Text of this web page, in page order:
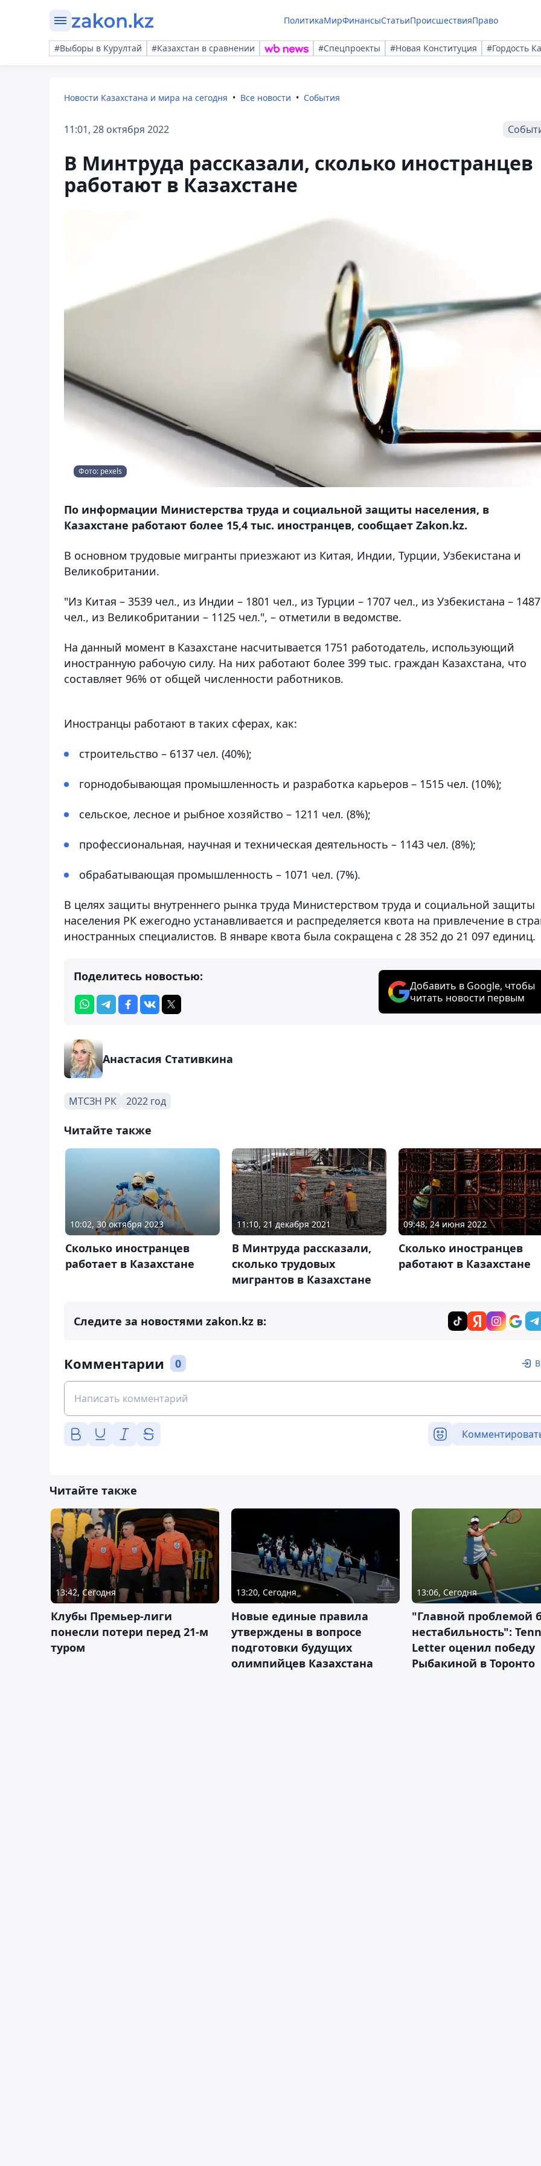
ПолитикаМирФинансыСтатьиПроисшествияПраво
#Выборы в Курултай #Казахстан в сравнении #Спецпроекты #Новая Конституция #Гордость
Новости Казахстана и мира на сегодня Все новости События
11:01, 28 октября 2022
В Минтруда рассказали, сколько иностранцев
работают в Казахстане
Фото: pexels
По информации Министерства труда и социальной защиты населения, в
Казахстане работают более 15,4 тыс. иностранцев, сообщает Zakon.kz.
В основном трудовые мигранты приезжают из Китая, Индии, Турции, Узбекистана и
Великобритании.
"Из Китая – 3539 чел., из Индии – 1801 чел., из Турции – 1707 чел., из Узбекистана – 1487
чел., из Великобритании – 1125 чел.", – отметили в ведомстве.
На данный момент в Казахстане насчитывается 1751 работодатель, использующий
иностранную рабочую силу. На них работают более 399 тыс. граждан Казахстана, что
составляет 96% от общей численности работников.
Иностранцы работают в таких сферах, как:
строительство – 6137 чел. (40%);
горнодобывающая промышленность и разработка карьеров – 1515 чел. (10%);
сельское, лесное и рыбное хозяйство – 1211 чел. (8%);
профессиональная, научная и техническая деятельность – 1143 чел. (8%);
обрабатывающая промышленность – 1071 чел. (7%).
В целях защиты внутреннего рынка труда Министерством труда и социальной защиты
населения РК ежегодно устанавливается и распределяется квота на привлечение в
иностранных специалистов. В январе квота была сокращена с 28 352 до 21 097 единиц.
Поделитесь новостью:
Добавить в Google, чтобы
читать новости первым
Анастасия Стативкина
МТСЗН РК 2022 год
Читайте также
10:02, 30 октября 2023
Сколько иностранцев
работает в Казахстане
11:10, 21 декабря 2021
В Минтруда рассказали,
сколько трудовых
мигрантов в Казахстане
09:48, 24 июня 2022
Сколько иностранцев
работают в Казахстане
Следите за новостями zakon.kz в:
Комментарии 0
Читайте также
13:42, Сегодня
Клубы Премьер-лиги
понесли потери перед 21-м
туром
13:20, Сегодня
Новые единые правила
утверждены в вопросе
подготовки будущих
олимпийцев Казахстана
13:06, Сегодня
"Главной проблемой
нестабильность":
Letter оценил победу
Рыбакиной в Торонто